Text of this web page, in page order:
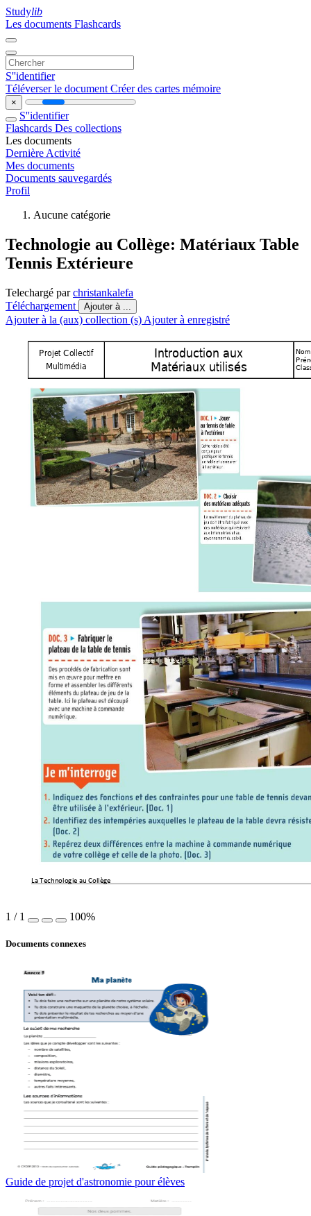
Studylib
Les documents Flashcards
S''identifier
Téléverser le document Créer des cartes mémoire
×
S''identifier
Flashcards Des collections
Les documents
Dernière Activité
Mes documents
Documents sauvegardés
Profil
Aucune catégorie
Technologie au Collège: Matériaux Table
Tennis Extérieure
Telechargé parchristankalefa
Téléchargement
Ajouter à ...
Ajouter à la (aux) collection (s) Ajouter à enregistré
La Technologie au Collège
Projet Collectif
Multimédia
Introduction aux
Matériaux utilisés
1 / 1 100%
Documents connexes
Guide de projet d'astronomie pour élèves